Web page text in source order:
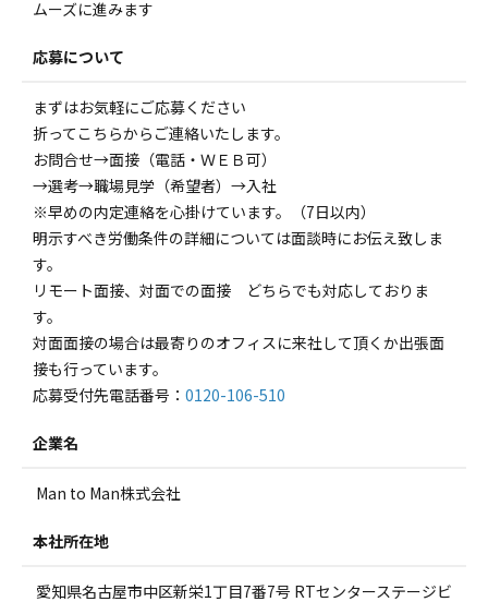
ムーズに進みます
応募について
まずはお気軽にご応募ください
折ってこちらからご連絡いたします。
お問合せ→面接（電話・ＷＥＢ可）
→選考→職場見学（希望者）→入社
※早めの内定連絡を心掛けています。（7日以内）
明示すべき労働条件の詳細については面談時にお伝え致しま
す。
リモート面接、対面での面接 どちらでも対応しておりま
す。
対面面接の場合は最寄りのオフィスに来社して頂くか出張面
接も行っています。
応募受付先電話番号： 0120-106-510
企業名
Man to Man株式会社
本社所在地
愛知県名古屋市中区新栄1丁目7番7号 RTセンターステージビ